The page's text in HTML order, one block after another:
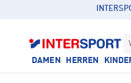
DAMEN HERREN